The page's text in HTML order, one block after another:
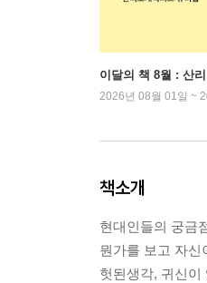
이달의 책 8월 : 산
2026년 08월 01일 ~
책소개
현대인들의 궁금
뭔가를 보고 자신
헛된생각, 귀신이